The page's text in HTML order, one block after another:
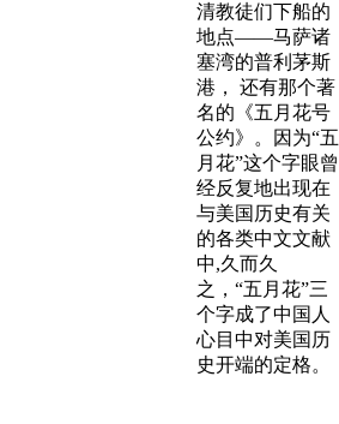
清教徒们下船的
地点——马萨诸
塞湾的普利茅斯
港， 还有那个著
名的《五月花号
公约》。因为“五
月花”这个字眼曾
经反复地出现在
与美国历史有关
的各类中文文献
中,久而久
之，“五月花”三
个字成了中国人
心目中对美国历
史开端的定格。